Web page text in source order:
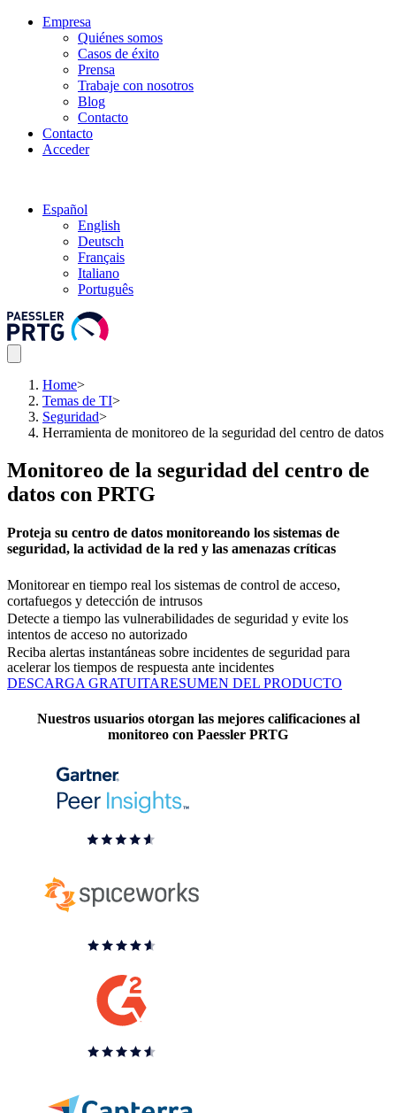
Empresa
Quiénes somos
Casos de éxito
Prensa
Trabaje con nosotros
Blog
Contacto
Contacto
Acceder
Español
English
Deutsch
Français
Italiano
Português
Home>
Temas de TI>
Seguridad>
Herramienta de monitoreo de la seguridad del centro de datos
Monitoreo de la seguridad del centro de
datos con PRTG
Proteja su centro de datos monitoreando los sistemas de
seguridad, la actividad de la red y las amenazas críticas
Monitorear en tiempo real los sistemas de control de acceso,
cortafuegos y detección de intrusos
Detecte a tiempo las vulnerabilidades de seguridad y evite los
intentos de acceso no autorizado
Reciba alertas instantáneas sobre incidentes de seguridad para
acelerar los tiempos de respuesta ante incidentes
DESCARGA GRATUITARESUMEN DEL PRODUCTO
Nuestros usuarios otorgan las mejores calificaciones al
monitoreo con Paessler PRTG